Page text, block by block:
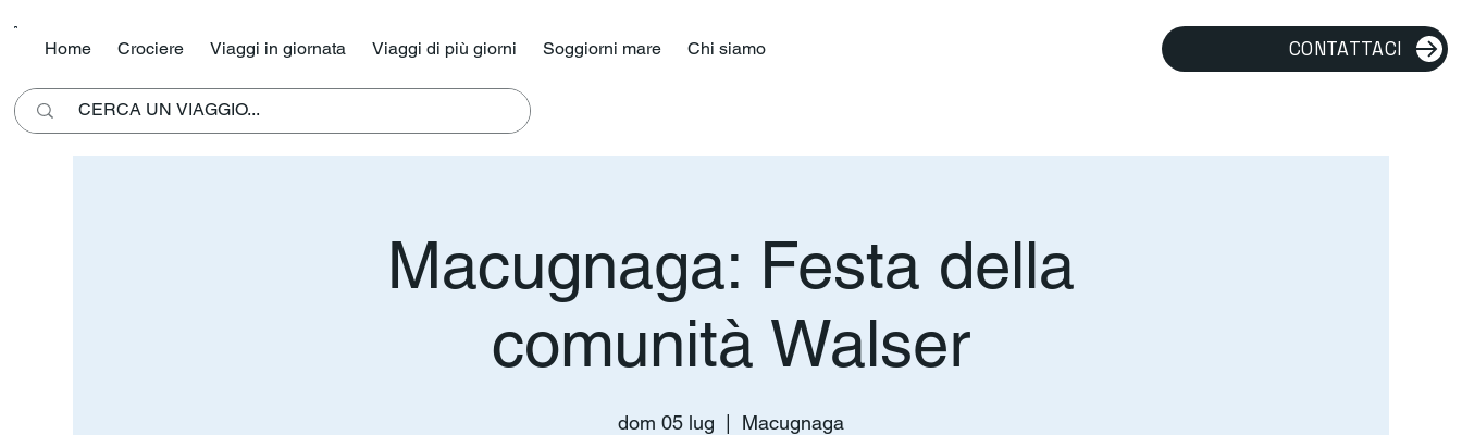
Home Crociere Viaggi in giornata Viaggi di più giorni Soggiorni mare Chi siamo CONTATTACI
Macugnaga: Festa della
comunità Walser
dom 05 lug Macugnaga